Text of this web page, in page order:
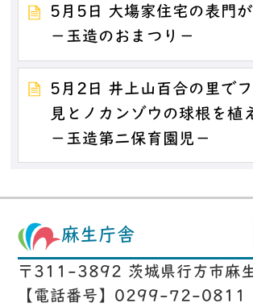
5月5日 大塲家住宅の表門
－玉造のおまつり－
5月2日 井上山百合の里で
見とノカンゾウの球根を植
－玉造第二保育園児－
麻生庁舎
〒311-3892 茨城県行方市麻
【電話番号】0299-72-0811